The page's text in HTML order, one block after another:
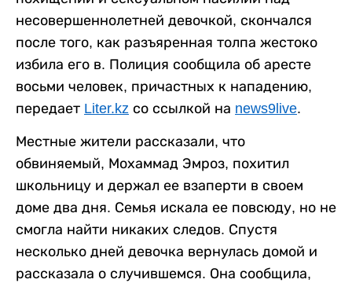
несовершеннолетней девочкой, скончался
после того, как разъяренная толпа жестоко
избила его в. Полиция сообщила об аресте
восьми человек, причастных к нападению,
передает Liter.kz со ссылкой на news9live.
Местные жители рассказали, что
обвиняемый, Мохаммад Эмроз, похитил
школьницу и держал ее взаперти в своем
доме два дня. Семья искала ее повсюду, но не
смогла найти никаких следов. Спустя
несколько дней девочка вернулась домой и
рассказала о случившемся. Она сообщила,